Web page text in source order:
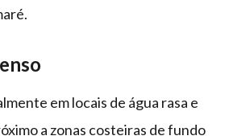
em locais de água rasa e
a zonas costeiras de fundo